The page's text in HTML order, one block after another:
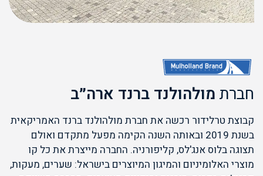
חברת מולהולנד ברנד ארה״ב
קבוצת טרלידור רכשה את חברת מולהולנד ברנד האמריקאית
בשנת 2019 ובאותה השנה הקימה מפעל מתקדם ואולם
תצוגה בלוס אנג'לס, קליפורניה. החברה מייצרת את כל קו
מוצרי האלומיניום והמיגון המיוצרים בישראל: שערים, מעקות,